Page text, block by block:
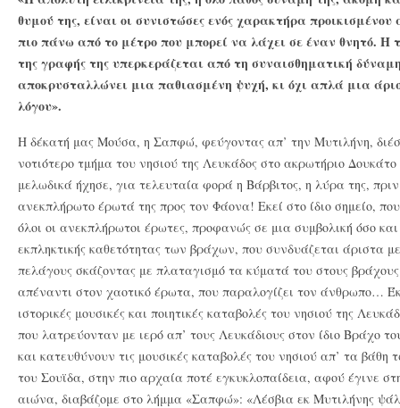
θυμού της, είναι οι συνιστώσες ενός χαρακτήρα
πιο πάνω από το μέτρο που μπορεί να λάχει σε έναν θνητό. Η
της γραφής της υπερκεράζεται από τη συναισθηματική
αποκρυσταλλώνει μια παθιασμένη ψυχή, κι όχι απλά μια
λόγου».
Η δέκατή μας Μούσα, η Σαπφώ, φεύγοντας απ’ την Μυτιλήνη,
νοτιότερο τμήμα του νησιού της Λευκάδος στο ακρωτήριο
μελωδικά ήχησε, για τελευταία φορά η Βάρβιτος, η λύρα της,
ανεκπλήρωτο έρωτά της προς τον Φάονα! Εκεί στο ίδιο σημείο,
όλοι οι ανεκπλήρωτοι έρωτες, προφανώς σε μια συμβολική όσο
εκπληκτικής καθετότητας των βράχων, που συνδυάζεται άριστα
πελάγους σκάζοντας με πλαταγισμό τα κύματά του στους
απέναντι στον χαοτικό έρωτα, που παραλογίζει τον άνθρωπο…
ιστορικές μουσικές και ποιητικές καταβολές του νησιού της
που λατρεύονταν με ιερό απ’ τους Λευκάδιους στον ίδιο Βράχο
και κατευθύνουν τις μουσικές καταβολές του νησιού απ’ τα
του Σουϊδα, στην πιο αρχαία ποτέ εγκυκλοπαίδεια, αφού έγινε
αιώνα, διαβάζομε στο λήμμα «Σαπφώ»: «Λέσβια εκ Μυτιλήνης